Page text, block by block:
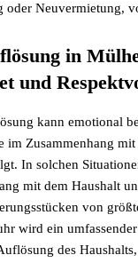
oder Neuvermietung,
in
und
kann emotional
im Zusammenhang
In solchen
mit dem Haushalt
von
wird ein
des